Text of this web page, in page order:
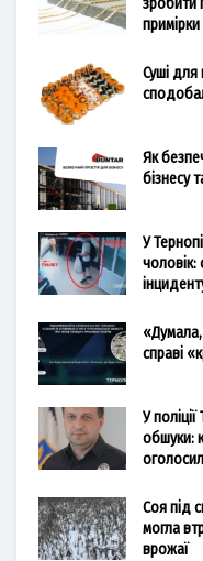
примірки
Суші для
Як
бізнесу
У
справі
У
обшуки:
Соя під
могла
врожаї